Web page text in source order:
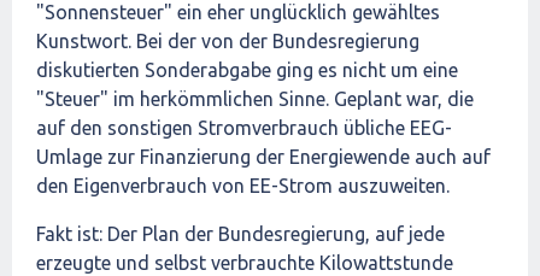
"Sonnensteuer" ein eher unglücklich gewähltes
Kunstwort. Bei der von der Bundesregierung
diskutierten Sonderabgabe ging es nicht um eine
"Steuer" im herkömmlichen Sinne. Geplant war, die
auf den sonstigen Stromverbrauch übliche EEG-
Umlage zur Finanzierung der Energiewende auch auf
den Eigenverbrauch von EE-Strom auszuweiten.
Fakt ist: Der Plan der Bundesregierung, auf jede
erzeugte und selbst verbrauchte Kilowattstunde